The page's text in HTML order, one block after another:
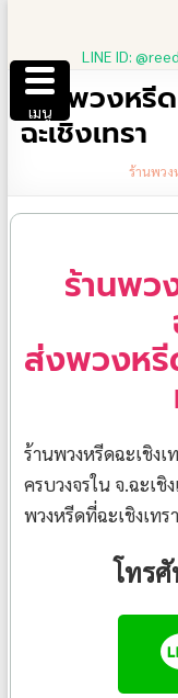
content
LINE ID:
ร้านพวงหรี
ฉะเชิงเทรา
ร้านพว
ร้านพ
ส่งพวงหรี
ร้านพวงหรีดฉะเชิงเ
ครบวงจรใน จ.ฉะเชิ
พวงหรีดที่ฉะเชิงเท
โทร
เมนู